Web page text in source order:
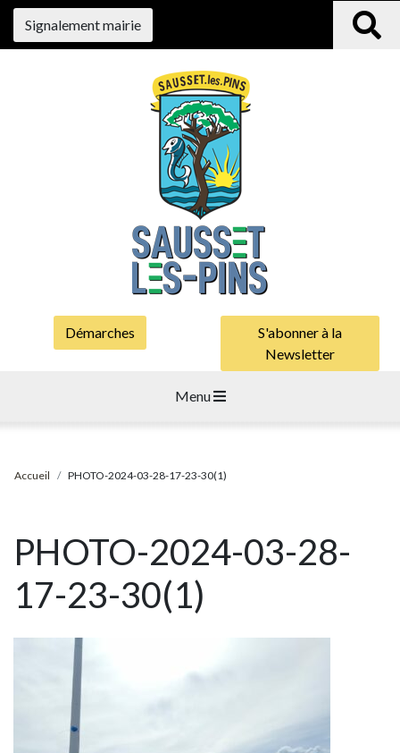
Signalement mairie
Démarches
S'abonner à la
Newsletter
Menu
Accueil PHOTO-2024-03-28-17-23-30(1)
PHOTO-2024-03-28-
17-23-30(1)